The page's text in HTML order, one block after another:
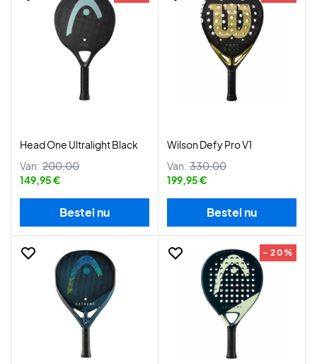
Head One Ultralight Black
Van: 200,00
149,95 €
Bestel nu
Wilson Defy Pro V1
Van: 330,00
199,95 €
Bestel nu
- 20%